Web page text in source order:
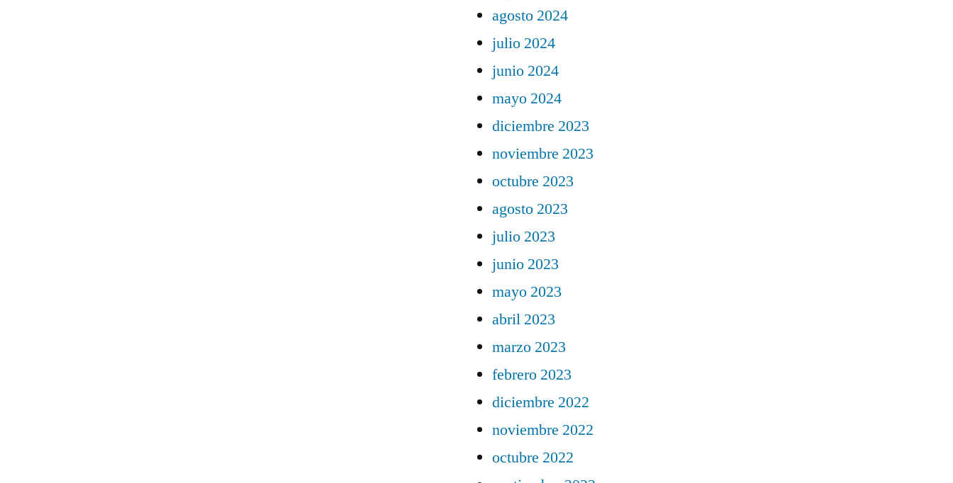
agosto 2024
julio 2024
junio 2024
mayo 2024
diciembre 2023
noviembre 2023
octubre 2023
agosto 2023
julio 2023
junio 2023
mayo 2023
abril 2023
marzo 2023
febrero 2023
diciembre 2022
noviembre 2022
octubre 2022